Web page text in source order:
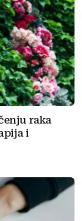
raka
i